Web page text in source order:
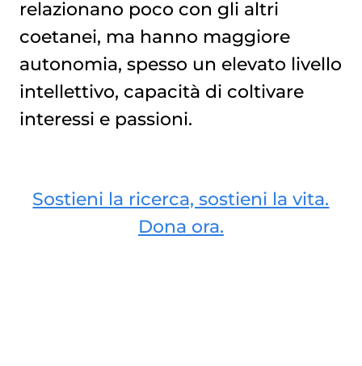
relazionano poco con gli altri
coetanei, ma hanno maggiore
autonomia, spesso un elevato livello
intellettivo, capacità di coltivare
interessi e passioni.
Sostieni la ricerca, sostieni la vita.
Dona ora.